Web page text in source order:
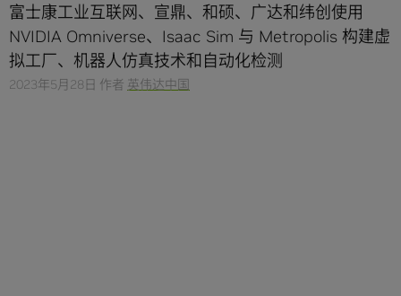
富士康工业互联网、宣鼎、和硕、广达和纬创使用
NVIDIA Omniverse、Isaac Sim 与 Metropolis 构建虚
拟工厂、机器人仿真技术和自动化检测
2023年5月28日 作者 英伟达中国